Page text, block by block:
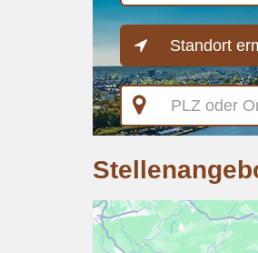
Standort
PLZ
oder
Ort